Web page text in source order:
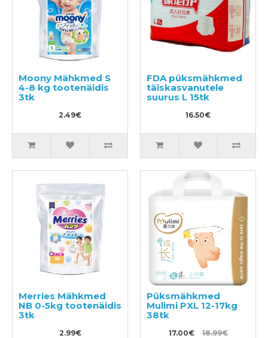
Moony Mähkmed S
4-8 kg tootenäidis
3tk
2.49€
FDA püksmähkmed
täiskasvanutele
suurus L 15tk
16.50€
Merries Mähkmed
NB 0-5kg tootenäidis
3tk
2.99€
Püksmähkmed
Mulimi PXL 12-17kg
38tk
17.00€ 18.99€